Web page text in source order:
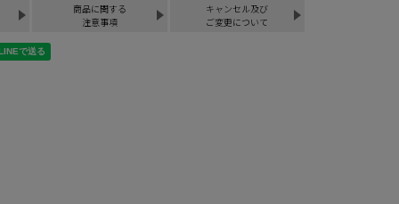
商品に関する
注意事項
キャンセル及び
ご変更について